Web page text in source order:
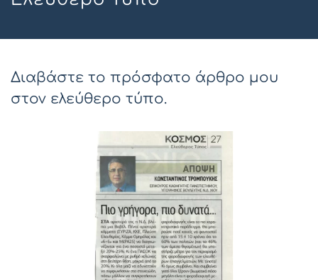
Διαβάστε το πρόσφατο άρθρο μου
στον ελεύθερο τύπο.